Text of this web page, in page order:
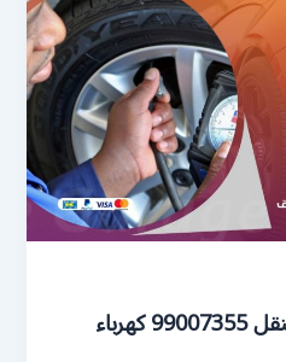
كراج المسيلة | كراج متنقل 99007355 كهرباء